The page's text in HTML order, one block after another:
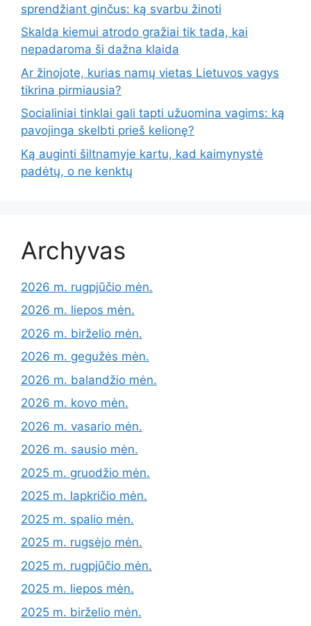
sprendžiant ginčus: ką svarbu žinoti
Skalda kiemui atrodo gražiai tik tada, kai
nepadaroma ši dažna klaida
Ar žinojote, kurias namų vietas Lietuvos vagys
tikrina pirmiausia?
Socialiniai tinklai gali tapti užuomina vagims: ką
pavojinga skelbti prieš kelionę?
Ką auginti šiltnamyje kartu, kad kaimynystė
padėtų, o ne kenktų
Archyvas
2026 m. rugpjūčio mėn.
2026 m. liepos mėn.
2026 m. birželio mėn.
2026 m. gegužės mėn.
2026 m. balandžio mėn.
2026 m. kovo mėn.
2026 m. vasario mėn.
2026 m. sausio mėn.
2025 m. gruodžio mėn.
2025 m. lapkričio mėn.
2025 m. spalio mėn.
2025 m. rugsėjo mėn.
2025 m. rugpjūčio mėn.
2025 m. liepos mėn.
2025 m. birželio mėn.